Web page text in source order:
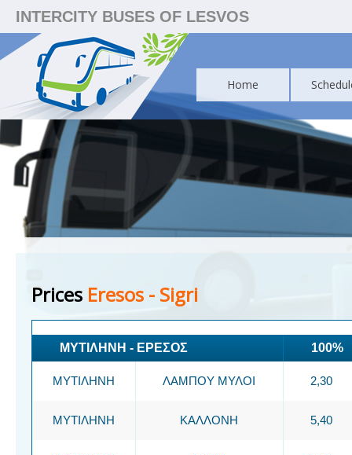
INTERCITY BUSES OF LESVOS
Home
Prices Eresos - Sigri
ΜΥΤΙΛΗΝΗ - ΕΡΕΣΟΣ 100%
ΜΥΤΙΛΗΝΗ ΛΑΜΠΟΥ ΜΥΛΟΙ 2,30
ΜΥΤΙΛΗΝΗ ΚΑΛΛΟΝΗ 5,40